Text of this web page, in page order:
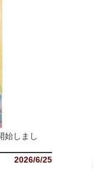
始しまし
2026/6/25